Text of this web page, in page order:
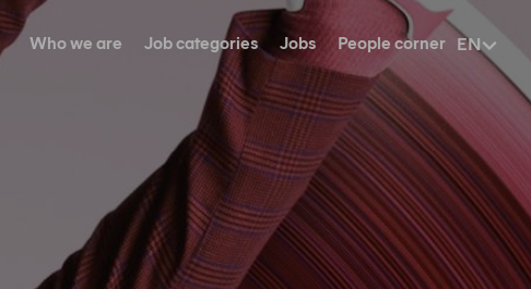
Navigation
principale
Who we are Job categories Jobs People corner EN